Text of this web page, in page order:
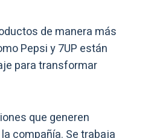
de manera más
Pepsi y 7UP están
para transformar
que generen
compañía. Se trabaja